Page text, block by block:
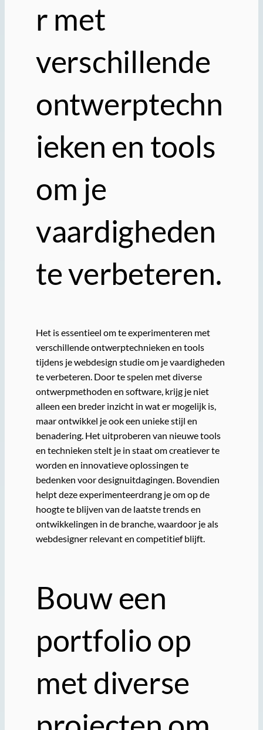
r met
verschillende
ontwerptechn
ieken en tools
om je
vaardigheden
te verbeteren.
Het is essentieel om te experimenteren met
verschillende ontwerptechnieken en tools
tijdens je webdesign studie om je vaardigheden
te verbeteren. Door te spelen met diverse
ontwerpmethoden en software, krijg je niet
alleen een breder inzicht in wat er mogelijk is,
maar ontwikkel je ook een unieke stijl en
benadering. Het uitproberen van nieuwe tools
en technieken stelt je in staat om creatiever te
worden en innovatieve oplossingen te
bedenken voor designuitdagingen. Bovendien
helpt deze experimenteerdrang je om op de
hoogte te blijven van de laatste trends en
ontwikkelingen in de branche, waardoor je als
webdesigner relevant en competitief blijft.
Bouw een
portfolio op
met diverse